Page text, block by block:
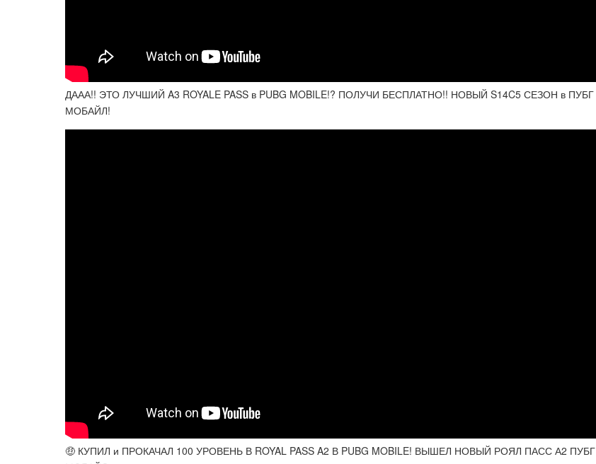
ДААА!! ЭТО ЛУЧШИЙ A3 ROYALE PASS в PUBG MOBILE!? ПОЛУЧИ БЕСПЛАТНО!! НОВЫЙ S14C5 СЕЗОН в ПУБГ
МОБАЙЛ!
🤑 КУПИЛ и ПРОКАЧАЛ 100 УРОВЕНЬ В ROYAL PASS A2 В PUBG MOBILE! ВЫШЕЛ НОВЫЙ РОЯЛ ПАСС А2 ПУБГ